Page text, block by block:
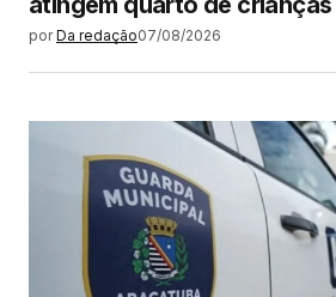
por Da redação07/08/2026